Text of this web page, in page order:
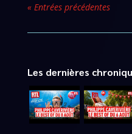
« Entrées précédentes
Les dernières